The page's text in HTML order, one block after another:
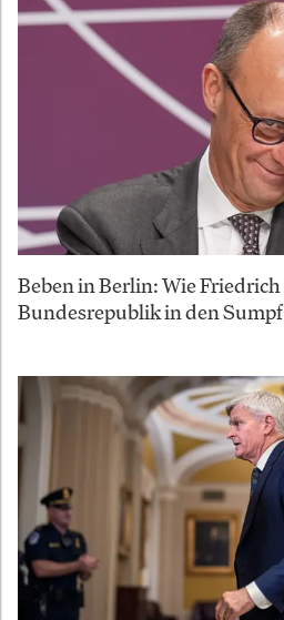
Beben in Berlin: Wie
Bundesrepublik in den